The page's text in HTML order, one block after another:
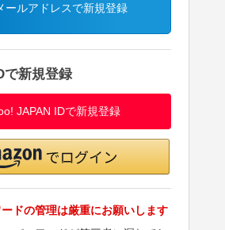
ールアドレスで新規登録
で新規登録
JAPAN IDで新規登録
ドの管理は厳重にお願いします